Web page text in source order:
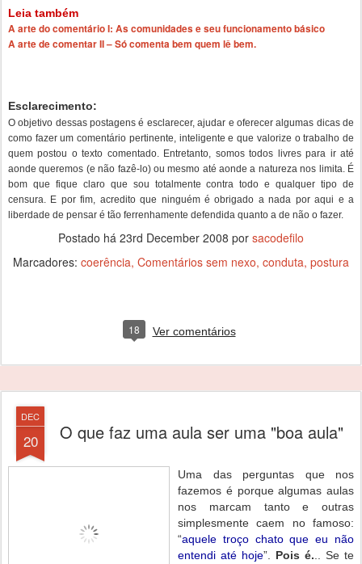
Leia também
A arte do comentário I: As comunidades e seu funcionamento básico
A arte de comentar II – Só comenta bem quem lê bem.
Esclarecimento:
O objetivo dessas postagens é esclarecer, ajudar e oferecer algumas dicas de
como fazer um comentário pertinente, inteligente e que valorize o trabalho de
quem postou o texto comentado. Entretanto, somos todos livres para ir até
aonde queremos (e não fazê-lo) ou mesmo até aonde a natureza nos limita. É
bom que fique claro que sou totalmente contra todo e qualquer tipo de
censura. E por fim, acredito que ninguém é obrigado a nada por aqui e a
liberdade de pensar é tão ferrenhamente defendida quanto a de não o fazer.
Postado há 23rd December 2008 por sacodefilo
Marcadores: coerência Comentários sem nexo conduta postura
18 Ver comentários
DEC
20 O que faz uma aula ser uma "boa aula"
Uma das perguntas que nos
fazemos é porque algumas aulas
nos marcam tanto e outras
simplesmente caem no famoso:
“aquele troço chato que eu não
entendi até hoje”. Pois é. .. Se te